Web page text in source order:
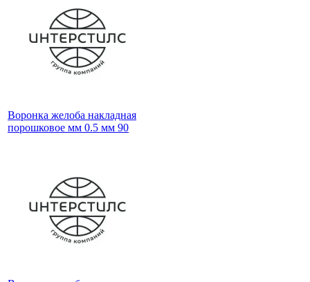
Воронка желоба накладная
порошковое мм 0.5 мм 90